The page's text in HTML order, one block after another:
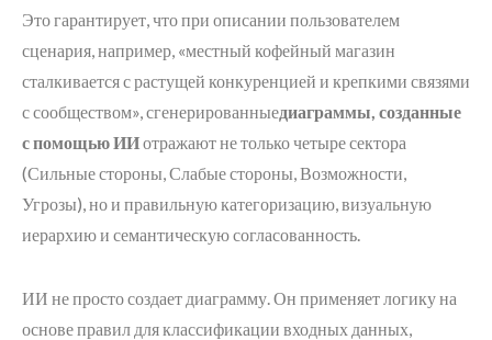
Это гарантирует, что при описании пользователем
сценария, например, «местный кофейный магазин
сталкивается с растущей конкуренцией и крепкими связями
с сообществом», сгенерированныедиаграммы, созданные
с помощью ИИотражают не только четыре сектора
(Сильные стороны, Слабые стороны, Возможности,
Угрозы), но и правильную категоризацию, визуальную
иерархию и семантическую согласованность.
ИИ не просто создает диаграмму. Он применяет логику на
основе правил для классификации входных данных,